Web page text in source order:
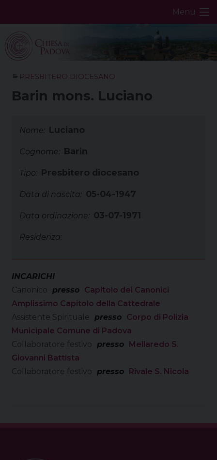
Menu
PRESBITERO DIOCESANO
Barin mons. Luciano
Nome: Luciano
Cognome: Barin
Tipo: Presbitero diocesano
Data di nascita: 05-04-1947
Data ordinazione: 03-07-1971
Residenza:
INCARICHI
Canonico
presso Capitolo dei Canonici
Amplissimo Capitolo della Cattedrale
Assistente Spirituale
presso Corpo di Polizia
Municipale Comune di Padova
Collaboratore festivo
presso Mellaredo S.
Giovanni Battista
Collaboratore festivo
presso Rivale S. Nicola